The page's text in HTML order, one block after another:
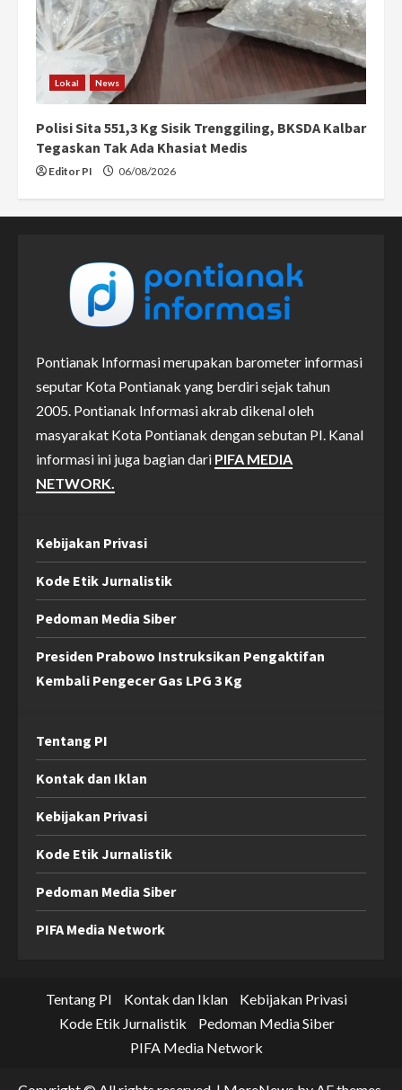
Lokal News
Polisi Sita 551,3 Kg Sisik Trenggiling, BKSDA Kalbar
Tegaskan Tak Ada Khasiat Medis
Editor PI 06/08/2026
Pontianak Informasi merupakan barometer informasi
seputar Kota Pontianak yang berdiri sejak tahun
2005. Pontianak Informasi akrab dikenal oleh
masyarakat Kota Pontianak dengan sebutan PI. Kanal
informasi ini juga bagian dari PIFA MEDIA
NETWORK.
Kebijakan Privasi
Kode Etik Jurnalistik
Pedoman Media Siber
Presiden Prabowo Instruksikan Pengaktifan
Kembali Pengecer Gas LPG 3 Kg
Tentang PI
Kontak dan Iklan
Kebijakan Privasi
Kode Etik Jurnalistik
Pedoman Media Siber
PIFA Media Network
Tentang PI Kontak dan Iklan
Kebijakan Privasi
Kode Etik Jurnalistik
Pedoman Media Siber
PIFA Media Network